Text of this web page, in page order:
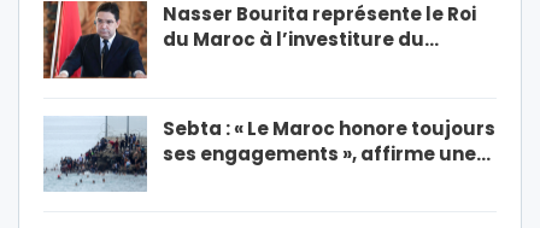
Nasser Bourita représente le Roi
du Maroc à l’investiture du…
Sebta : « Le Maroc honore toujours
ses engagements », affirme une…